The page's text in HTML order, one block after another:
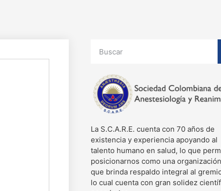
La S.C.A.R.E. cuenta con 70 años de
existencia y experiencia apoyando al
talento humano en salud, lo que
posicionarnos como una
que brinda respaldo integral al
lo cual cuenta con gran solidez